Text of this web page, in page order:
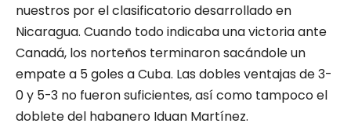
nuestros por el clasificatorio desarrollado en
Nicaragua. Cuando todo indicaba una victoria ante
Canadá, los norteños terminaron sacándole un
empate a 5 goles a Cuba. Las dobles ventajas de 3-
0 y 5-3 no fueron suficientes, así como tampoco el
doblete del habanero Iduan Martínez.